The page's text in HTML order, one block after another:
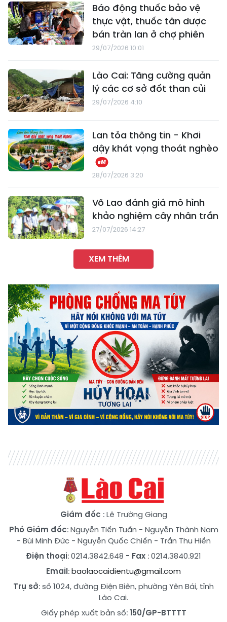
Báo động thuốc bảo vệ
thực vật, thuốc tân dược
bán tràn lan ở chợ phiên
29/07/2026 10:01
Lào Cai: Tăng cường quản
lý các cơ sở đốt than củi
29/07/2026 4:10
Lan tỏa thông tin - Khơi
dậy khát vọng thoát nghèo
28/07/2026 3:20
Võ Lao đánh giá mô hình
khảo nghiệm cây nhân trần
27/07/2026 14:27
XEM THÊM
Giám đốc : Lê Trường Giang
Phó Giám đốc:Nguyễn Tiến Tuấn - Nguyễn Thành Nam
- Bùi Minh Đức- Nguyễn Quốc Chiến - Trần Thu Hiền
Điện thoại: 0214.3842.648 - Fax : 0214.3840.921
Email:baolaocaidientu@gmail.com
Trụ sở: số 1024, đường Điện Biên, phường Yên Bái, tỉnh
Lào Cai.
Giấy phép xuất bản số:150/GP-BTTTT